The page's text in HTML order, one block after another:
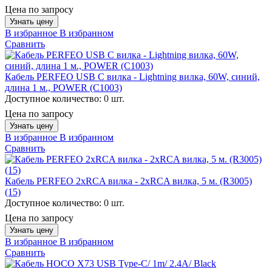
Цена по запросу
Узнать цену
В избранное В избранном
Сравнить
Кабель PERFEO USB C вилка - Lightning вилка, 60W, синий,
длина 1 м., POWER (C1003)
Доступное количество: 0 шт.
Цена по запросу
Узнать цену
В избранное В избранном
Сравнить
Кабель PERFEO 2xRCA вилка - 2xRCA вилка, 5 м. (R3005)
(15)
Доступное количество: 0 шт.
Цена по запросу
Узнать цену
В избранное В избранном
Сравнить